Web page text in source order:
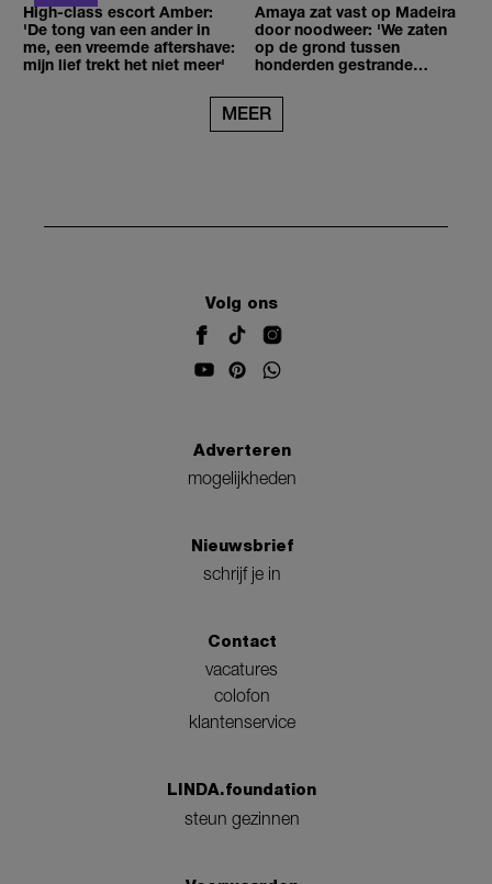
High-class escort Amber:
'De tong van een ander in
me, een vreemde aftershave:
mijn lief trekt het niet meer'
Amaya zat vast op Madeira
door noodweer: 'We zaten
op de grond tussen
honderden gestrande
MEER
Volg ons
Adverteren
mogelijkheden
Nieuwsbrief
schrijf je in
Contact
vacatures
colofon
klantenservice
LINDA.foundation
steun gezinnen